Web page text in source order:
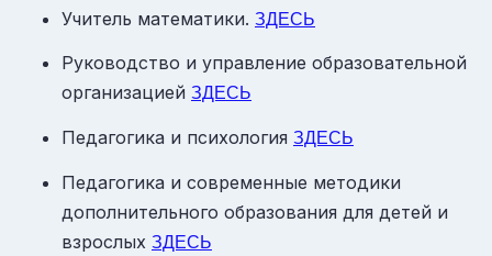
Учитель математики. ЗДЕСЬ
Руководство и управление образовательной
организацией ЗДЕСЬ
Педагогика и психология ЗДЕСЬ
Педагогика и современные методики
дополнительного образования для детей и
взрослых ЗДЕСЬ